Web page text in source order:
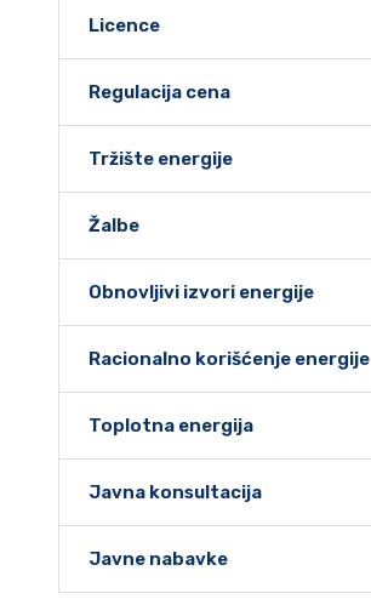
Licence
Regulacija cena
Tržište energije
Žalbe
Obnovljivi izvori energije
Racionalno korišćenje energije
Toplotna energija
Javna konsultacija
Javne nabavke